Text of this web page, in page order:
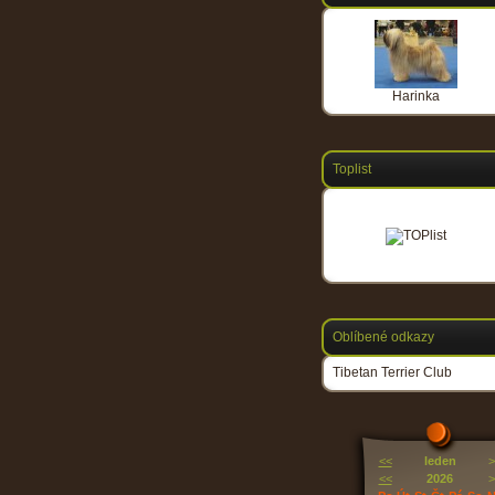
Harinka
Toplist
Oblíbené odkazy
Tibetan Terrier Club
<< leden
<<
2026